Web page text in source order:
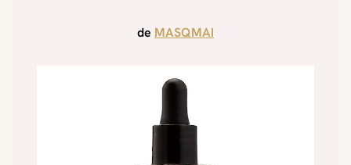
de MASQMAI